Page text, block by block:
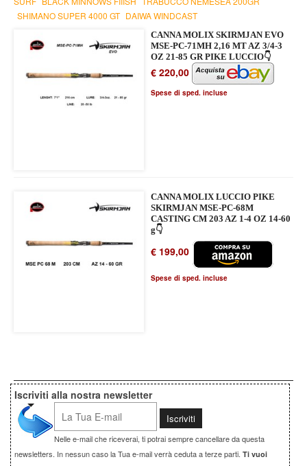
SHIMANO SUPER 4000 GT DAIWA WINDCAST
CANNA MOLIX SKIRMJAN EVO
MSE-PC-71MH 2,16 MT AZ 3/4-3
OZ 21-85 GR PIKE LUCCIO👇
€ 220,00
Spese di sped. incluse
CANNA MOLIX LUCCIO PIKE
SKIRMJAN MSE-PC-68M
CASTING CM 203 AZ 1-4 OZ 14-60
g👇
€ 199,00
Spese di sped. incluse
Iscriviti alla nostra newsletter
Nelle e-mail che riceverai, ti potrai sempre cancellare da questa
newsletters. In nessun caso la Tua e-mail verrà ceduta a terze parti. Ti vuoi